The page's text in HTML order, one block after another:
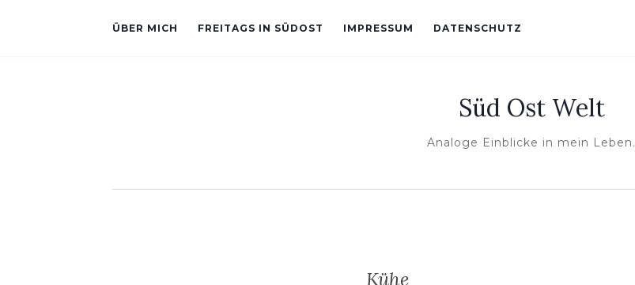
ÜBER MICH FREITAGS IN SÜDOST IMPRESSUM DATENSCHUTZ
Süd Ost Welt
Analoge Einblicke in mein Leben.
Kühe